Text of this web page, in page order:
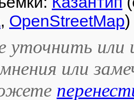
, OpenStreetMap)
или
или